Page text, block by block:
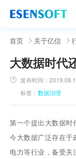
首页
睿治
解决方案
伙伴
服务
社区
首页 关于亿信
大数据时代
发布时间：
标签：数据治理
第一个提出大数据时
今大数据广泛存在于
电力等行业，备受